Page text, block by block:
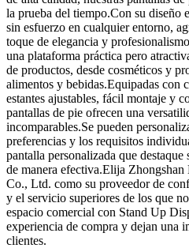
la prueba del tiempo.Con su diseño
sin esfuerzo en cualquier entorno,
toque de elegancia y
una plataforma práctica pero
de productos, desde cosméticos y
alimentos y bebidas.Equipadas con
estantes ajustables, fácil montaje y
pantallas de pie ofrecen una
incomparables.Se pueden
preferencias y los requisitos
pantalla personalizada que
de manera efectiva.Elija
Co., Ltd. como su proveedor de
y el servicio superiores de los que
espacio comercial con Stand Up
experiencia de compra y dejan una
clientes.